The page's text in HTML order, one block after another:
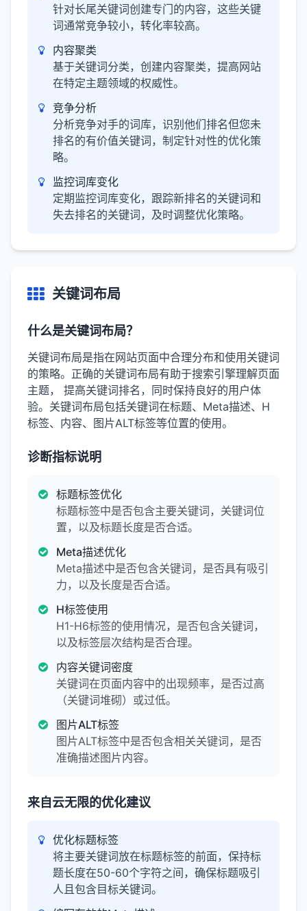
针对长尾关键词创建专门的内容，这些关键
词通常竞争较小，转化率较高。
内容聚类
基于关键词分类，创建内容聚类，提高网站
在特定主题领域的权威性。
竞争分析
分析竞争对手的词库，识别他们排名但您未
排名的有价值关键词，制定针对性的优化策
略。
监控词库变化
定期监控词库变化，跟踪新排名的关键词和
失去排名的关键词，及时调整优化策略。
关键词布局
什么是关键词布局？
关键词布局是指在网站页面中合理分布和使用关键词
的策略。正确的关键词布局有助于搜索引擎理解页面
主题， 提高关键词排名，同时保持良好的用户体
验。关键词布局包括关键词在标题、Meta描述、H
标签、内容、图片ALT标签等位置的使用。
诊断指标说明
标题标签优化
标题标签中是否包含主要关键词，关键词位
置，以及标题长度是否合适。
Meta描述优化
Meta描述中是否包含关键词，是否具有吸引
力，以及长度是否合适。
H标签使用
H1-H6标签的使用情况，是否包含关键词，
以及标签层次结构是否合理。
内容关键词密度
关键词在页面内容中的出现频率，是否过高
（关键词堆砌）或过低。
图片ALT标签
图片ALT标签中是否包含相关关键词，是否
准确描述图片内容。
来自云无限的优化建议
优化标题标签
将主要关键词放在标题标签的前面，保持标
题长度在50-60个字符之间，确保标题吸引
人且包含目标关键词。